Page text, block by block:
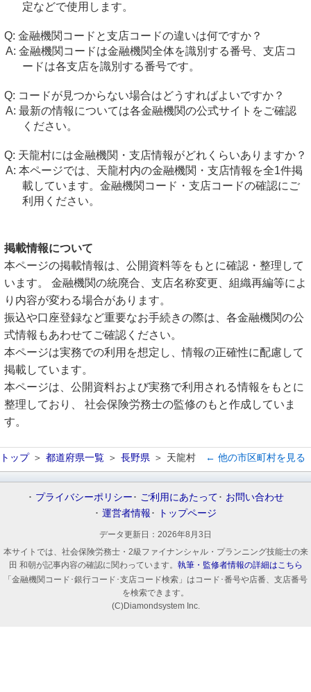
定などで使用します。
金融機関コードと支店コードの違いは何ですか？
金融機関コードは金融機関全体を識別する番号、支店コ
ードは各支店を識別する番号です。
コードが見つからない場合はどうすればよいですか？
最新の情報については各金融機関の公式サイトをご確認
ください。
天龍村には金融機関・支店情報がどれくらいありますか？
本ページでは、天龍村内の金融機関・支店情報を全1件掲
載しています。金融機関コード・支店コードの確認にご
利用ください。
掲載情報について
本ページの掲載情報は、公開資料等をもとに確認・整理して
います。 金融機関の統廃合、支店名称変更、組織再編等によ
り内容が変わる場合があります。
振込や口座登録など重要なお手続きの際は、各金融機関の公
式情報もあわせてご確認ください。
本ページは実務での利用を想定し、情報の正確性に配慮して
掲載しています。
本ページは、公開資料および実務で利用される情報をもとに
整理しており、 社会保険労務士の監修のもと作成していま
す。
トップ 都道府県一覧 長野県 天龍村 ← 他の市区町村を見る
プライバシーポリシー ご利用にあたって
お問い合わせ
運営者情報
トップページ
データ更新日： 2026年8月3日
本サイトでは、社会保険労務士・2級ファイナンシャル・プランニング技能士の来
田 和朝が記事内容の確認に関わっています。 執筆・監修者情報の詳細はこちら
「金融機関コード･銀行コード･支店コード検索」はコード･番号や店番、支店番号
を検索できます。
(C)Diamondsystem Inc.